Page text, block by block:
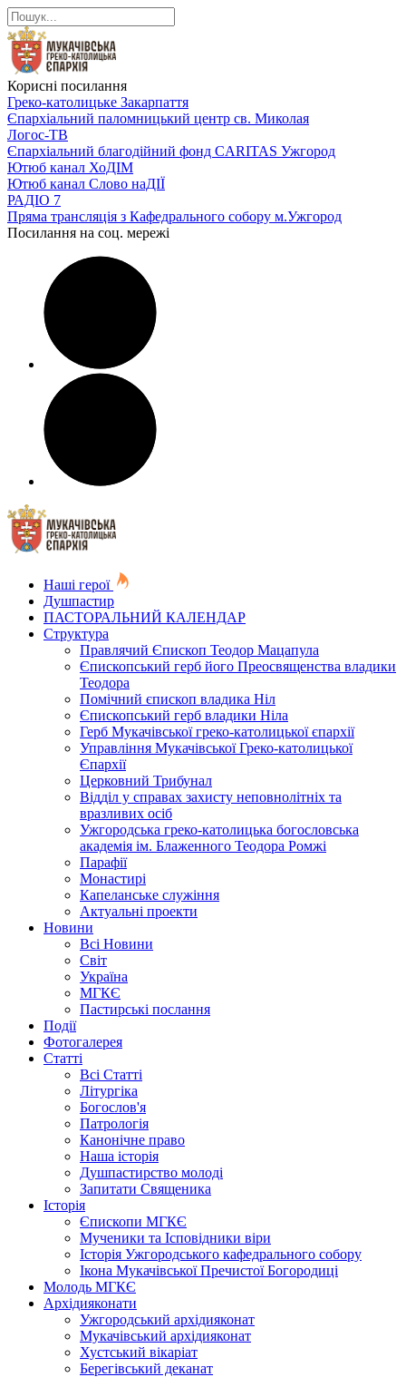
Корисні посилання
Греко-католицьке Закарпаття
Єпархіальний паломницький центр св. Миколая
Логос-ТВ
Єпархіальний благодійний фонд CARITAS Ужгород
Ютюб канал ХоДІМ
Ютюб канал Слово наДІЇ
РАДІО 7
Пряма трансляція з Кафедрального собору м.Ужгород
Посилання на соц. мережі
Наші герої
Душпастир
ПАСТОРАЛЬНИЙ КАЛЕНДАР
Структура
Правлячий Єпископ Теодор Мацапула
Єпископський герб його Преосвященства владики
Теодора
Помічний єпископ владика Ніл
Єпископський герб владики Ніла
Герб Мукачівської греко-католицької єпархії
Управління Мукачівської Греко-католицької
Єпархії
Церковний Трибунал
Відділ у справах захисту неповнолітніх та
вразливих осіб
Ужгородська греко-католицька богословська
академія ім. Блаженного Теодора Ромжі
Парафії
Монастирі
Капеланське служіння
Актуальні проекти
Новини
Всі Новини
Світ
Україна
МГКЄ
Пастирські послання
Події
Фотогалерея
Статті
Всі Статті
Літургіка
Богослов'я
Патрологія
Канонічне право
Наша історія
Душпастирство молоді
Запитати Священика
Історія
Єпископи МГКЄ
Мученики та Ісповідники віри
Історія Ужгородського кафедрального собору
Ікона Мукачівської Пречистої Богородиці
Молодь МГКЄ
Архідияконати
Ужгородський архідияконат
Мукачівський архідияконат
Хустський вікаріат
Берегівський деканат